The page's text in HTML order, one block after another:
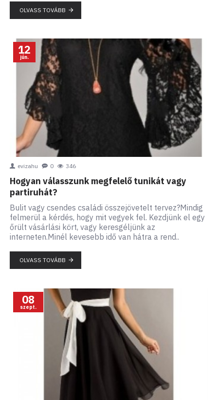
OLVASS TOVÁBB
12
jún.
evizahu 0 346
Hogyan válasszunk megfelelő tunikát vagy
partiruhát?
Bulit vagy csendes családi összejövetelt tervez?Mindig
felmerül a kérdés, hogy mit vegyek fel. Kezdjünk el egy
őrült vásárlási kört, vagy keresgéljünk az
interneten.Minél kevesebb idő van hátra a rend..
OLVASS TOVÁBB
08
szept.